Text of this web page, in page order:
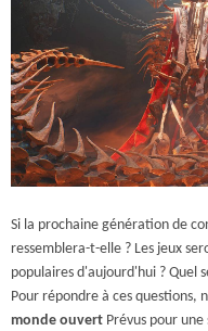
Si la prochaine génération de
ressemblera-t-elle ? Les jeux
populaires d'aujourd'hui ? Quel
Pour répondre à ces questions,
monde ouvert Prévus pour